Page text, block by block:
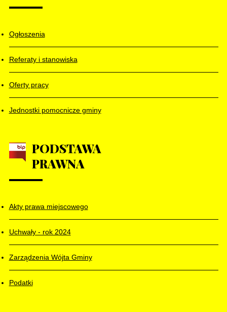
Ogłoszenia
Referaty i stanowiska
Oferty pracy
Jednostki pomocnicze gminy
PODSTAWA
PRAWNA
Akty prawa miejscowego
Uchwały - rok 2024
Zarządzenia Wójta Gminy
Podatki